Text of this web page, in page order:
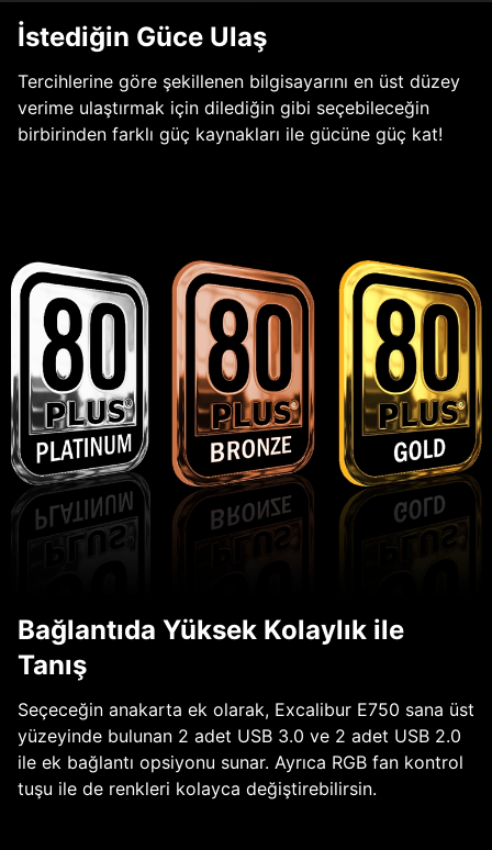
İstediğin Güce Ulaş
Tercihlerine göre şekillenen bilgisayarını en üst düzey
verime ulaştırmak için dilediğin gibi seçebileceğin
birbirinden farklı güç kaynakları ile gücüne güç kat!
Bağlantıda Yüksek Kolaylık ile
Tanış
Seçeceğin anakarta ek olarak, Excalibur E750 sana üst
yüzeyinde bulunan 2 adet USB 3.0 ve 2 adet USB 2.0
ile ek bağlantı opsiyonu sunar. Ayrıca RGB fan kontrol
tuşu ile de renkleri kolayca değiştirebilirsin.